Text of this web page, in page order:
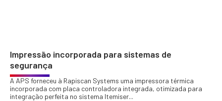
Impressão incorporada para sistemas de
segurança
A APS forneceu à Rapiscan Systems uma impressora térmica
incorporada com placa controladora integrada, otimizada para
integração perfeita no sistema Itemiser...